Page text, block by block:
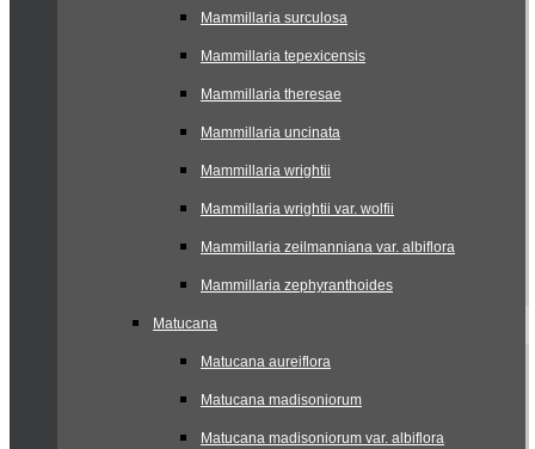
Mammillaria surculosa
Mammillaria tepexicensis
Mammillaria theresae
Mammillaria uncinata
Mammillaria wrightii
Mammillaria wrightii var. wolfii
Mammillaria zeilmanniana var. albiflora
Mammillaria zephyranthoides
Matucana
Matucana aureiflora
Matucana madisoniorum
Matucana madisoniorum var. albiflora